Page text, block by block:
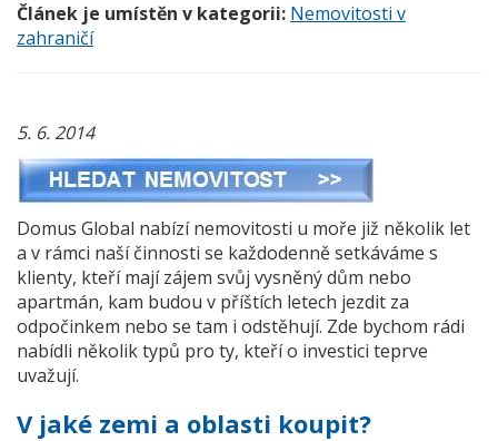
Článek je umístěn v kategorii: Nemovitosti v
zahraničí
5. 6. 2014
Domus Global nabízí nemovitosti u moře již několik let
a v rámci naší činnosti se každodenně setkáváme s
klienty, kteří mají zájem svůj vysněný dům nebo
apartmán, kam budou v příštích letech jezdit za
odpočinkem nebo se tam i odstěhují. Zde bychom rádi
nabídli několik typů pro ty, kteří o investici teprve
uvažují.
V jaké zemi a oblasti koupit?